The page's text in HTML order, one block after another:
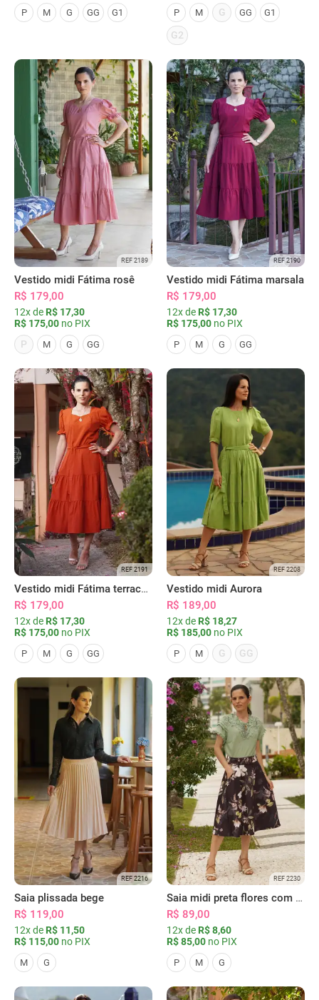
P M G GG G1 P M G GG G1
G2
REF 2189
Vestido midi Fátima rosê
R$ 179,00
12x de R$ 17,30
R$ 175,00 no PIX
P
M G GG
REF 2190
Vestido midi Fátima marsala
R$ 179,00
12x de R$ 17,30
R$ 175,00 no PIX
P M G GG
REF 2191
Vestido midi Fátima terracota
R$ 179,00
12x de R$ 17,30
R$ 175,00 no PIX
P M G GG
REF 2208
Vestido midi Aurora
R$ 189,00
12x de R$ 18,27
R$ 185,00 no PIX
P M G GG
REF 2216
Saia plissada bege
R$ 119,00
12x de R$ 11,50
R$ 115,00 no PIX
M G
REF 2230
Saia midi preta flores com bolsos
R$ 89,00
12x de R$ 8,60
R$ 85,00 no PIX
P M G